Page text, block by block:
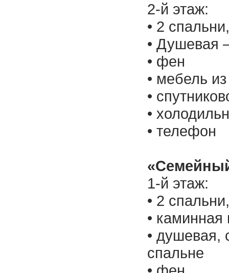
2-й этаж:
• 2
• Душевая
• фен
• мебель
•
•
• телефон
1-й этаж:
• 2
•
• душевая,
спальне